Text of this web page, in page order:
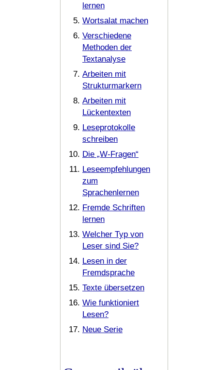
lernen
Wortsalat machen
Verschiedene
Methoden der
Textanalyse
Arbeiten mit
Strukturmarkern
Arbeiten mit
Lückentexten
Leseprotokolle
schreiben
Die „W-Fragen“
Leseempfehlungen
zum
Sprachenlernen
Fremde Schriften
lernen
Welcher Typ von
Leser sind Sie?
Lesen in der
Fremdsprache
Texte übersetzen
Wie funktioniert
Lesen?
Neue Serie